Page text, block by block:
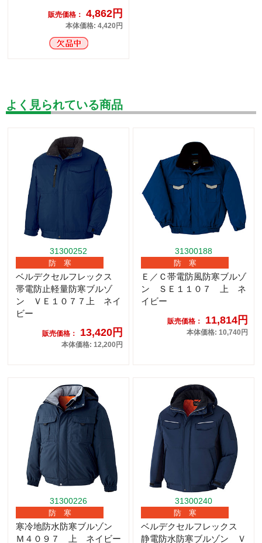
販売価格： 4,862円
本体価格: 4,420円
よく見られている商品
31300252
防 寒
ベルデクセルフレックス
帯電防止軽量防寒ブルゾ
ン ＶＥ１０７７上 ネイ
ビー
販売価格： 13,420円
本体価格: 12,200円
31300188
防 寒
Ｅ／Ｃ帯電防風防寒ブルゾ
ン ＳＥ１１０７ 上 ネ
イビー
販売価格： 11,814円
本体価格: 10,740円
31300226
防 寒
寒冷地防水防寒ブルゾン
Ｍ４０９７ 上 ネイビー
31300240
防 寒
ベルデクセルフレックス
静電防水防寒ブルゾン Ｖ